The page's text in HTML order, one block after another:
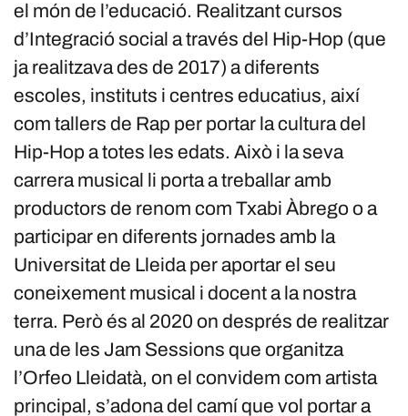
el món de l’educació. Realitzant cursos
d’Integració social a través del Hip-Hop (que
ja realitzava des de 2017) a diferents
escoles, instituts i centres educatius, així
com tallers de Rap per portar la cultura del
Hip-Hop a totes les edats. Això i la seva
carrera musical li porta a treballar amb
productors de renom com Txabi Àbrego o a
participar en diferents jornades amb la
Universitat de Lleida per aportar el seu
coneixement musical i docent a la nostra
terra. Però és al 2020 on després de realitzar
una de les Jam Sessions que organitza
l’Orfeo Lleidatà, on el convidem com artista
principal, s’adona del camí que vol portar a